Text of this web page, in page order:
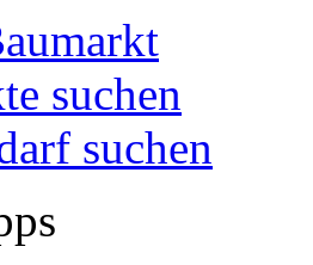
suchen
suchen